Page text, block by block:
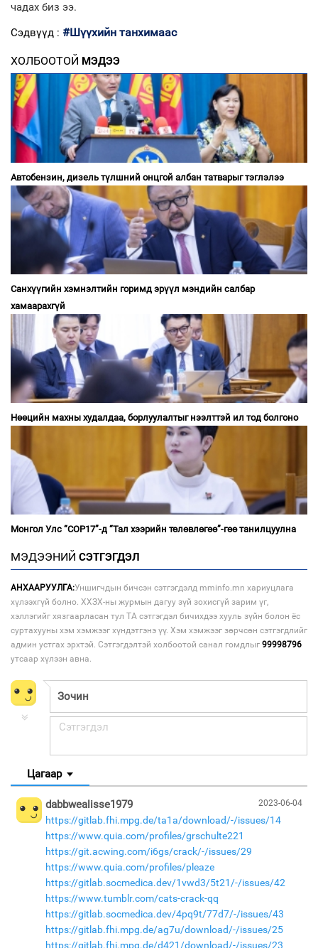
чадах биз ээ.
Сэдвүүд : #Шүүхийн танхимаас
ХОЛБООТОЙ МЭДЭЭ
Автобензин, дизель түлшний онцгой албан татварыг тэглэлээ
Санхүүгийн хэмнэлтийн горимд эрүүл мэндийн салбар
хамаарахгүй
Нөөцийн махны худалдаа, борлуулалтыг нээлттэй ил тод болгоно
Монгол Улс “COP17”-д “Тал хээрийн төлөвлөгөө”-гөө танилцуулна
МЭДЭЭНИЙ СЭТГЭГДЭЛ
АНХААРУУЛГА:Уншигчдын бичсэн сэтгэгдэлд mminfo.mn хариуцлага
хүлээхгүй болно. ХХЗХ-ны журмын дагуу зүй зохисгүй зарим үг,
хэллэгийг хязгаарласан тул ТА сэтгэгдэл бичихдээ хууль зүйн болон ёс
суртахууны хэм хэмжээг хүндэтгэнэ үү. Хэм хэмжээг зөрчсөн сэтгэгдлийг
админ устгах эрхтэй. Сэтгэгдэлтэй холбоотой санал гомдлыг 99998796
утсаар хүлээн авна.
Цагаар
2023-06-04
dabbwealisse1979
https://gitlab.fhi.mpg.de/ta1a/download/-/issues/14
https://www.quia.com/profiles/grschulte221
https://git.acwing.com/i6gs/crack/-/issues/29
https://www.quia.com/profiles/pleaze
https://gitlab.socmedica.dev/1vwd3/5t21/-/issues/42
https://www.tumblr.com/cats-crack-qq
https://gitlab.socmedica.dev/4pq9t/77d7/-/issues/43
https://gitlab.fhi.mpg.de/ag7u/download/-/issues/25
https://gitlab.fhi.mpg.de/d421/download/-/issues/23